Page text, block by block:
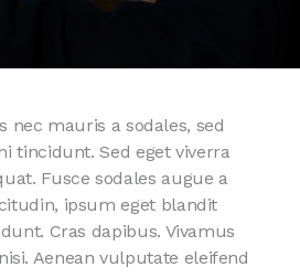
nec mauris a sodales, sed
tincidunt. Sed eget viverra
Fusce sodales augue a
ipsum eget blandit
Cras dapibus. Vivamus
Aenean vulputate eleifend